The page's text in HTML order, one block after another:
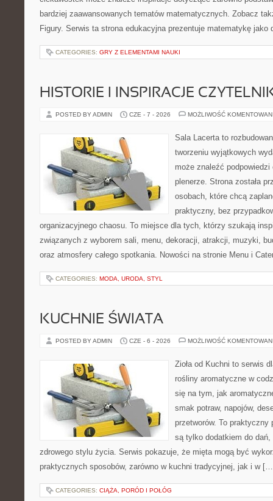
bardziej zaawansowanych tematów matematycznych. Zobacz
Figury. Serwis ta strona edukacyjna prezentuje matematykę
CATEGORIES: GRY Z ELEMENTAMI NAUKI
HISTORIE I INSPIRACJE
POSTED BY ADMIN CZE - 7 - 2026 MOŻLIWOŚĆ
Sala Lacerta to
tworzeniu wyjątkowych
może znaleźć
plenerze. Strona została
osobach, które chcą
praktyczny, bez
organizacyjnego chaosu. To miejsce dla tych, którzy szukają
związanych z wyborem sali, menu, dekoracji, atrakcji, muzyki,
oraz atmosfery całego spotkania. Nowości na stronie Menu i
CATEGORIES: MODA, URODA, STYL
KUCHNIE ŚWIATA
POSTED BY ADMIN CZE - 6 - 2026 MOŻLIWOŚĆ
Zioła od Kuchni to serwis
rośliny aromatyczne w
się na tym, jak
smak potraw, napojów,
przetworów. To praktyczny
są tylko dodatkiem do
zdrowego stylu życia. Serwis pokazuje, że mięta mogą być
praktycznych sposobów, zarówno w kuchni tradycyjnej, jak i w
CATEGORIES: CIĄŻA, PORÓD I POŁÓG